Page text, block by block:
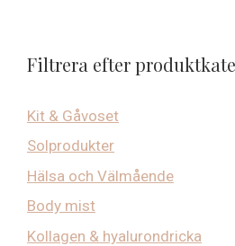
Filtrera efter
Kit & Gåvoset
Solprodukter
Hälsa och Välmående
Body mist
Kollagen & hyalurondricka